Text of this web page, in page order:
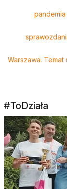
Warszawa.
#ToDziała